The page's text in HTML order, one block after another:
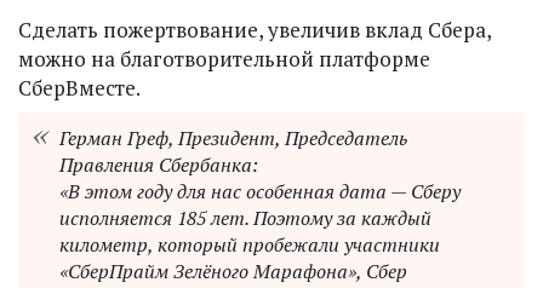
Сделать пожертвование, увеличив вклад Сбера,
можно на благотворительной платформе
СберВместе.
Герман Греф, Президент, Председатель
Правления Сбербанка:
«В этом году для нас особенная дата — Сберу
исполняется 185 лет. Поэтому за каждый
километр, который пробежали участники
«СберПрайм Зелёного Марафона», Сбер